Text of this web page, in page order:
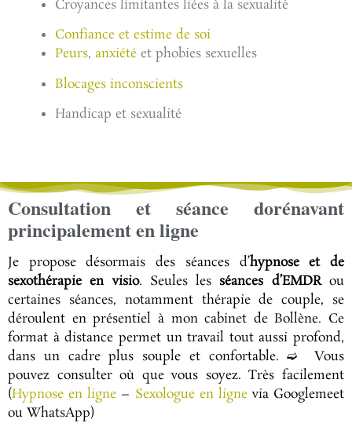
Croyances limitantes liées à la sexualité
Confiance et estime de soi
Peurs, anxiété et phobies sexuelles
Blocages inconscients
Handicap et sexualité
Consultation et séance dorénavant
principalement en ligne
Je propose désormais des séances d’hypnose et de
sexothérapie en visio. Seules les séances d’EMDRou
certaines séances, notamment thérapie de couple, se
déroulent en présentiel à mon cabinet de Bollène. Ce
format à distance permet un travail tout aussi profond,
dans un cadre plus souple et confortable. ➫ Vous
pouvez consulter où que vous soyez. Très facilement
(Hypnose en ligne – Sexologue en lignevia Googlemeet
ou WhatsApp)